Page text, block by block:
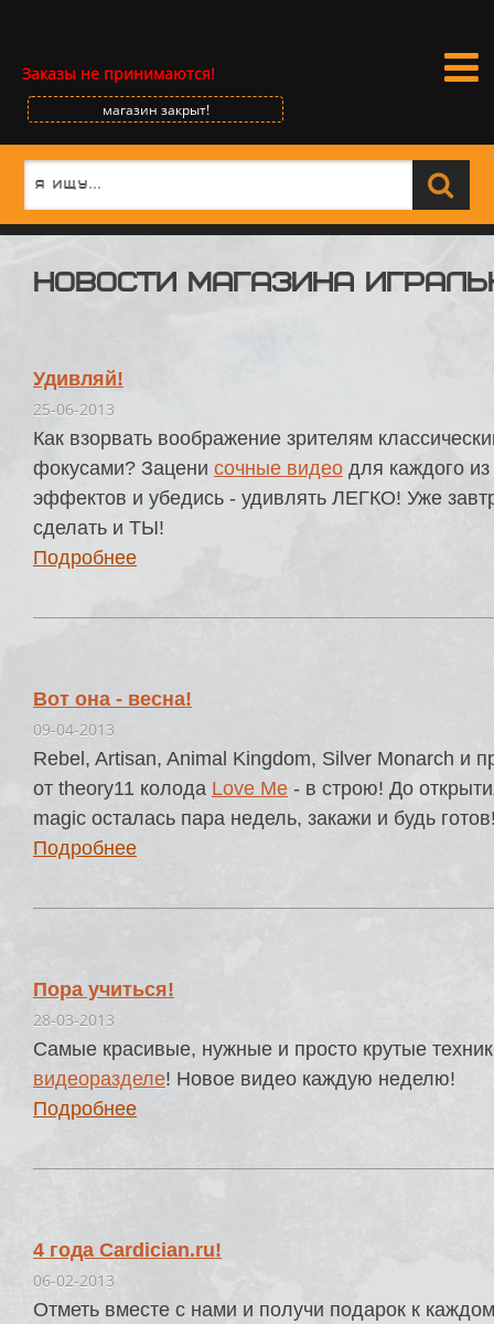
Заказы не принимаются!
магазин закрыт!
Новости магазина
Удивляй!
25-06-2013
Как взорвать воображение зрителям
фокусами? Зацени сочные видео для каждого
эффектов и убедись - удивлять ЛЕГКО! Уже
сделать и ТЫ!
Подробнее
Вот она - весна!
09-04-2013
Rebel, Artisan, Animal Kingdom, Silver Monarch и
от theory11 колода Love Me - в строю! До
magic осталась пара недель, закажи и будь
Подробнее
Пора учиться!
28-03-2013
Самые красивые, нужные и просто крутые
видеоразделе! Новое видео каждую неделю!
Подробнее
4 года Cardician.ru!
06-02-2013
Отметь вместе с нами и получи подарок к